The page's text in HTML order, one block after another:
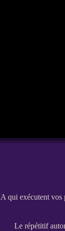
qui exécutent
Le répétitif